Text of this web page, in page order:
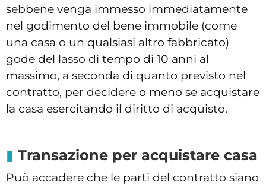
sebbene venga immesso immediatamente
nel godimento del bene immobile (come
una casa o un qualsiasi altro fabbricato)
gode del lasso di tempo di 10 anni al
massimo, a seconda di quanto previsto nel
contratto, per decidere o meno se acquistare
la casa esercitando il diritto di acquisto.
Transazione per acquistare casa
Può accadere che le parti del contratto siano